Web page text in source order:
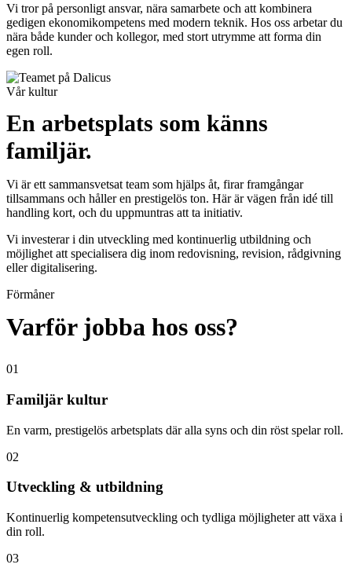
Vi tror på personligt ansvar, nära samarbete och att kombinera
gedigen ekonomikompetens med modern teknik. Hos oss arbetar du
nära både kunder och kollegor, med stort utrymme att forma din
egen roll.
Vår kultur
En arbetsplats som känns
familjär.
Vi är ett sammansvetsat team som hjälps åt, firar framgångar
tillsammans och håller en prestigelös ton. Här är vägen från idé till
handling kort, och du uppmuntras att ta initiativ.
Vi investerar i din utveckling med kontinuerlig utbildning och
möjlighet att specialisera dig inom redovisning, revision, rådgivning
eller digitalisering.
Förmåner
Varför jobba hos oss?
01
Familjär kultur
En varm, prestigelös arbetsplats där alla syns och din röst spelar roll.
02
Utveckling & utbildning
Kontinuerlig kompetensutveckling och tydliga möjligheter att växa i
din roll.
03